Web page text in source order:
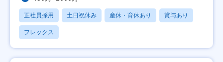
正社員採用 土日祝休み 産休・育休あり 賞与あり
フレックス